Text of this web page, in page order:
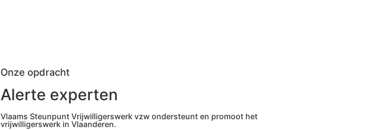
Onze opdracht
Alerte experten
Vlaams Steunpunt Vrijwilligerswerk vzw ondersteunt en promoot het
vrijwilligerswerk in Vlaanderen.